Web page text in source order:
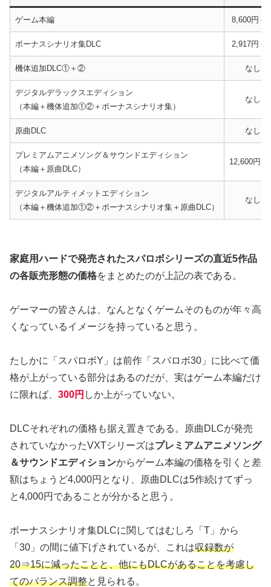
ゲーム本編 8,600円＋
ボーナスシナリオ集DLC 2,917円＋
機体追加DLC①＋② なし
デジタルデラックスエディション
（本編＋機体追加①②＋ボーナスシナリオ集）
なし
原曲DLC なし
プレミアムアニメソング＆サウンドエディション
（本編＋原曲DLC）
12,600円＋
デジタルアルティメットエディション
（本編＋機体追加①②＋ボーナスシナリオ集＋原曲DLC）
なし
家庭用ハードで発売されたスパロボシリーズの直近5作品
の各販売形態の価格をまとめたのが上記の表である。
ゲーマーの皆さんは、なんとなくゲームそのものが年々高
くなっているイメージを持っていると思う。
たしかに「スパロボY」は前作「スパロボ30」に比べて価
格が上がっている部分はあるのだが、実はゲーム本編だけ
に限れば、 300円 しか上がっていない。
DLCそれぞれの価格も据え置きである。原曲DLCが発売
されていなかったVXTシリーズはプレミアムアニメソング
＆サウンドエディションからゲーム本編の価格を引くと差
額はちょうど4,000円となり、原曲DLCは5作続けてずっ
と4,000円であることが分かると思う。
ボーナスシナリオ集DLCに関してはむしろ「T」から
「30」の間に値下げされているが、これは収録数が
20⇒15に減ったことと、他にもDLCがあることを考慮し
てのバランス調整と見られる。